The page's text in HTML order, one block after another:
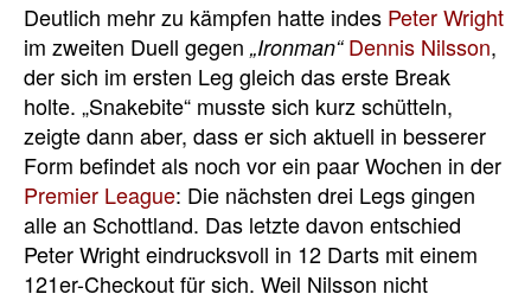
Deutlich mehr zu kämpfen hatte indes Peter Wright
im zweiten Duell gegen „Ironman“ Dennis Nilsson,
der sich im ersten Leg gleich das erste Break
holte. „Snakebite“ musste sich kurz schütteln,
zeigte dann aber, dass er sich aktuell in besserer
Form befindet als noch vor ein paar Wochen in der
Premier League: Die nächsten drei Legs gingen
alle an Schottland. Das letzte davon entschied
Peter Wright eindrucksvoll in 12 Darts mit einem
121er-Checkout für sich. Weil Nilsson nicht